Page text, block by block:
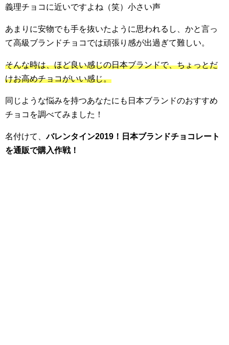
義理チョコに近いですよね（笑）小さい声
あまりに安物でも手を抜いたように思われるし、かと言っ
て高級ブランドチョコでは頑張り感が出過ぎて難しい。
そんな時は、ほど良い感じの日本ブランドで、ちょっとだ
けお高めチョコがいい感じ。
同じような悩みを持つあなたにも日本ブランドのおすすめ
チョコを調べてみました！
名付けて、バレンタイン2019！日本ブランドチョコレート
を通販で購入作戦！